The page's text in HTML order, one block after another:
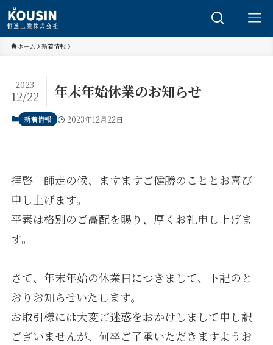
ホーム 新着情報
年末年始休業のお知らせ
2023
12/22
新着情報 2023年12月22日
拝啓 師走の候、ますますご健勝のこととお喜び
申し上げます。
平素は格別のご高配を賜り、厚くお礼申し上げま
す。
さて、年末年始の休業日につきまして、下記のと
おりお知らせいたします。
お取引様には大変ご迷惑をおかけしまして申し訳
ございませんが、何卒ご了承いただきますようお